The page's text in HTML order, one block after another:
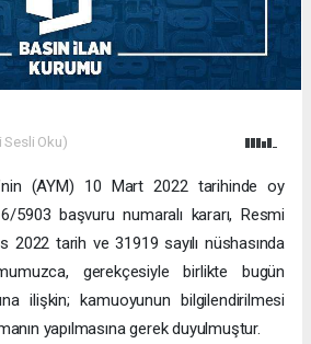
Sesli Oku)
(AYM) 10 Mart 2022 tarihinde oy
5903 başvuru numaralı kararı, Resmi
2022 tarih ve 31919 sayılı nüshasında
gerekçesiyle birlikte bugün
ilişkin; kamuoyunun bilgilendirilmesi
yapılmasına gerek duyulmuştur.